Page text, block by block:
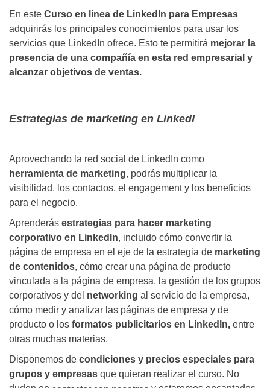
En este Curso en línea de LinkedIn para Empresas
adquirirás los principales conocimientos para usar los
servicios que LinkedIn ofrece. Esto te permitirá mejorar la
presencia de una compañía en esta red empresarial y
alcanzar objetivos de ventas.
Estrategias de marketing en LinkedI
Aprovechando la red social de LinkedIn como
herramienta de marketing, podrás multiplicar la
visibilidad, los contactos, el engagement y los beneficios
para el negocio.
Aprenderás estrategias para hacer marketing
corporativo en LinkedIn, incluido cómo convertir la
página de empresa en el eje de la estrategia de marketing
de contenidos, cómo crear una página de producto
vinculada a la página de empresa, la gestión de los grupos
corporativos y del networking al servicio de la empresa,
cómo medir y analizar las páginas de empresa y de
producto o los formatos publicitarios en Linkedln, entre
otras muchas materias.
Disponemos de condiciones y precios especiales para
grupos y empresas que quieran realizar el curso. No